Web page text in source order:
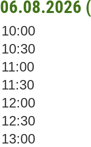
06.08.2026
10:00
10:30
11:00
11:30
12:00
12:30
13:00